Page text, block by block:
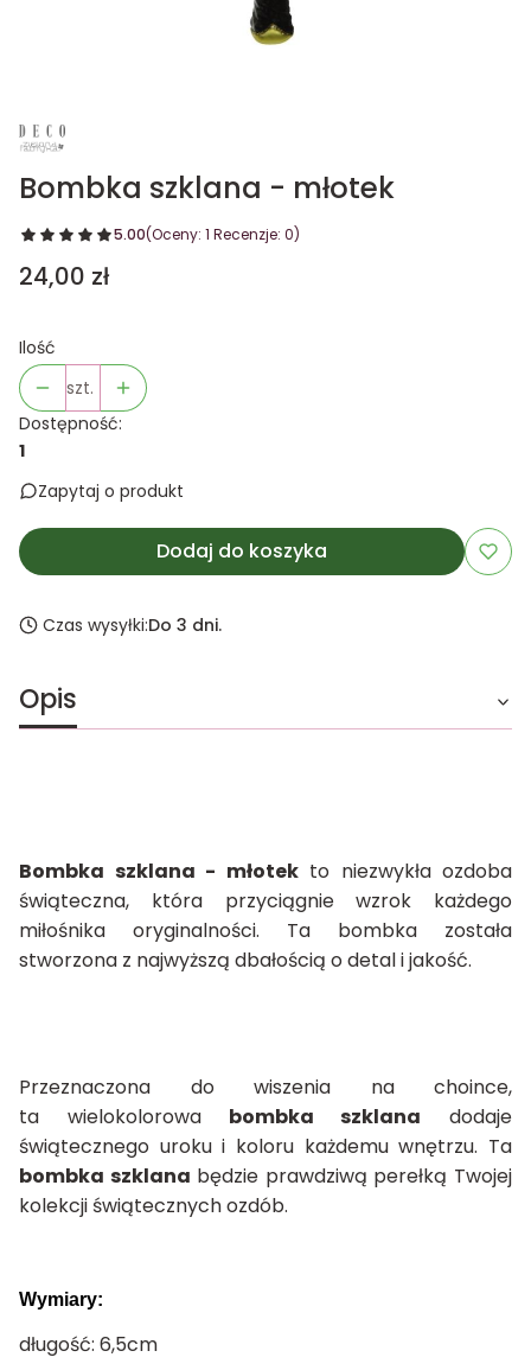
Bombka szklana - młotek
5.00(Oceny: 1 Recenzje: 0)
Cena
24,00 zł
Ilość
szt.
Dostępność:
1
Zapytaj o produkt
Dodaj do koszyka
Czas wysyłki:Do 3 dni.
Opis
Bombka szklana - młotekto niezwykła ozdoba
świąteczna, która przyciągnie wzrok każdego
miłośnika oryginalności. Ta bombka została
stworzona z najwyższą dbałością o detal i jakość.
Przeznaczona do wiszenia na choince,
ta wielokolorowabombka szklana dodaje
świątecznego uroku i koloru każdemu wnętrzu. Ta
bombka szklana będzie prawdziwą perełką Twojej
kolekcji świątecznych ozdób.
Wymiary:
długość: 6,5cm